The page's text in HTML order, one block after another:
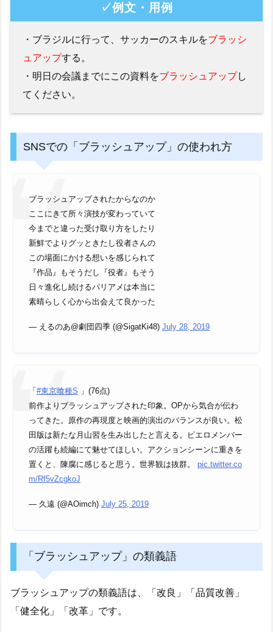
✓例文・用例
・ブラジルに行って、サッカーのスキルをブラッシ
ュアップする。
・明日の会議までにこの資料をブラッシュアップし
てください。
SNSでの「ブラッシュアップ」の使われ方
ブラッシュアップされたからなのか
ここにきて所々演技が変わっていて
今までと違った受け取り方をしたり
新鮮でよりグッときたし役者さんの
この場面にかける想いを感じられて
『作品』もそうだし『役者』もそう
日々進化し続けるパリアメは本当に
素晴らしく心から出会えて良かった
— えるのあ@劇団四季 (@SigatKi48) July 28, 2019
「 #東京喰種S 」(76点)
前作よりブラッシュアップされた印象。OPから気合が伝わ
ってきた。原作の再現度と映画的演出のバランスが良い。松
田版は新たな月山習を生み出したと言える。ピエロメンバー
の活躍も続編にて魅せてほしい。アクションシーンに重きを
置くと、陳腐に感じると思う。世界観は抜群。 pic.twitter.co
m/Rf5vZcgkoJ
— 久遠 (@AOimch) July 25, 2019
「ブラッシュアップ」の類義語
ブラッシュアップの類義語は、「改良」「品質改善」
「健全化」「改革」です。